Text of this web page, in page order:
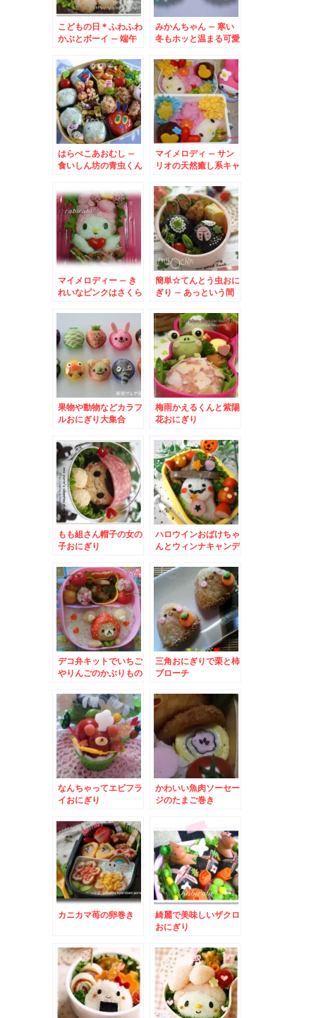
こどもの日＊ふわふわ
かぶとボーイ – 端午
で作った兜弁★
みかんちゃん – 寒い
冬もホッと温まる可愛
はらぺこあおむし –
食いしん坊の青虫くん
マイメロディ – サン
リオの天然癒し系キャ
マイメロディー – き
れいなピンクはさくら
簡単☆てんとう虫おに
ぎり – あっという間
果物や動物などカラフ
ルおにぎり大集合
梅雨かえるくんと紫陽
花おにぎり
もも組さん帽子の女の
子おにぎり
ハロウインおばけちゃ
んとウィンナキャンデ
デコ弁キットでいちご
やりんごのかぶりもの
三角おにぎりで栗と柿
ブローチ
なんちゃってエビフラ
イおにぎり
かわいい魚肉ソーセー
ジのたまご巻き
カニカマ苺の卵巻き
綺麗で美味しいザクロ
おにぎり